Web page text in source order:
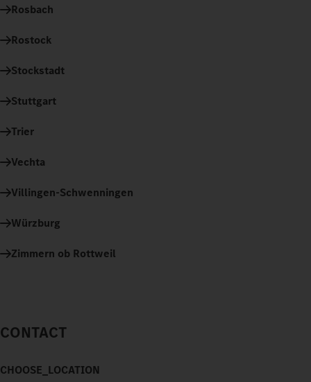
Rosbach
Rostock
Stockstadt
Stuttgart
Trier
Vechta
Villingen-Schwenningen
Würzburg
Zimmern ob Rottweil
CONTACT
CHOOSE_LOCATION